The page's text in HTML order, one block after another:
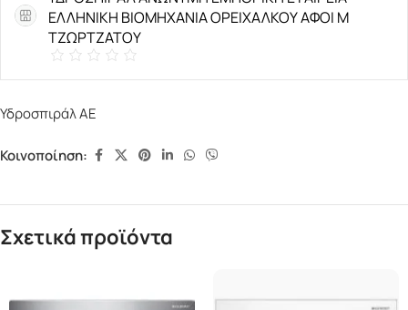
ΕΛΛΗΝΙΚΗ ΒΙΟΜΗΧΑΝΙΑ ΟΡΕΙΧΑΛΚΟΥ ΑΦΟΙ Μ
ΤΖΩΡΤΖΑΤΟΥ
Υδροσπιράλ ΑΕ
Κοινοποίηση:
Σχετικά προϊόντα